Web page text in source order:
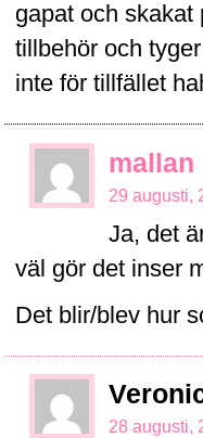
gapat och skakat
tillbehör och
inte för tillfället
mallan
29 augusti,
Ja, det
väl gör det inser
Det blir/blev hur
28 augusti,